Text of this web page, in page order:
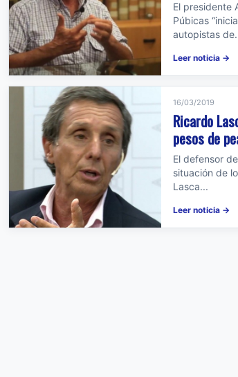
El presidente
Púbicas
autopistas
Leer noticia →
16/03/2019
Ricardo
pesos de
El defensor
situación de
Lasca...
Leer noticia →